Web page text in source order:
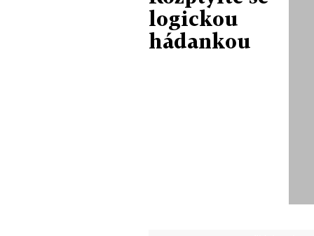
logickou
hádankou